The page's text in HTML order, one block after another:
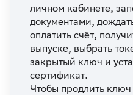
личном кабинете,
документами,
оплатить счёт,
выпуске, выбрать
закрытый ключ и
сертификат.
Чтобы продлить